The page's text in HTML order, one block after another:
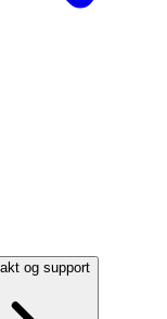
og support